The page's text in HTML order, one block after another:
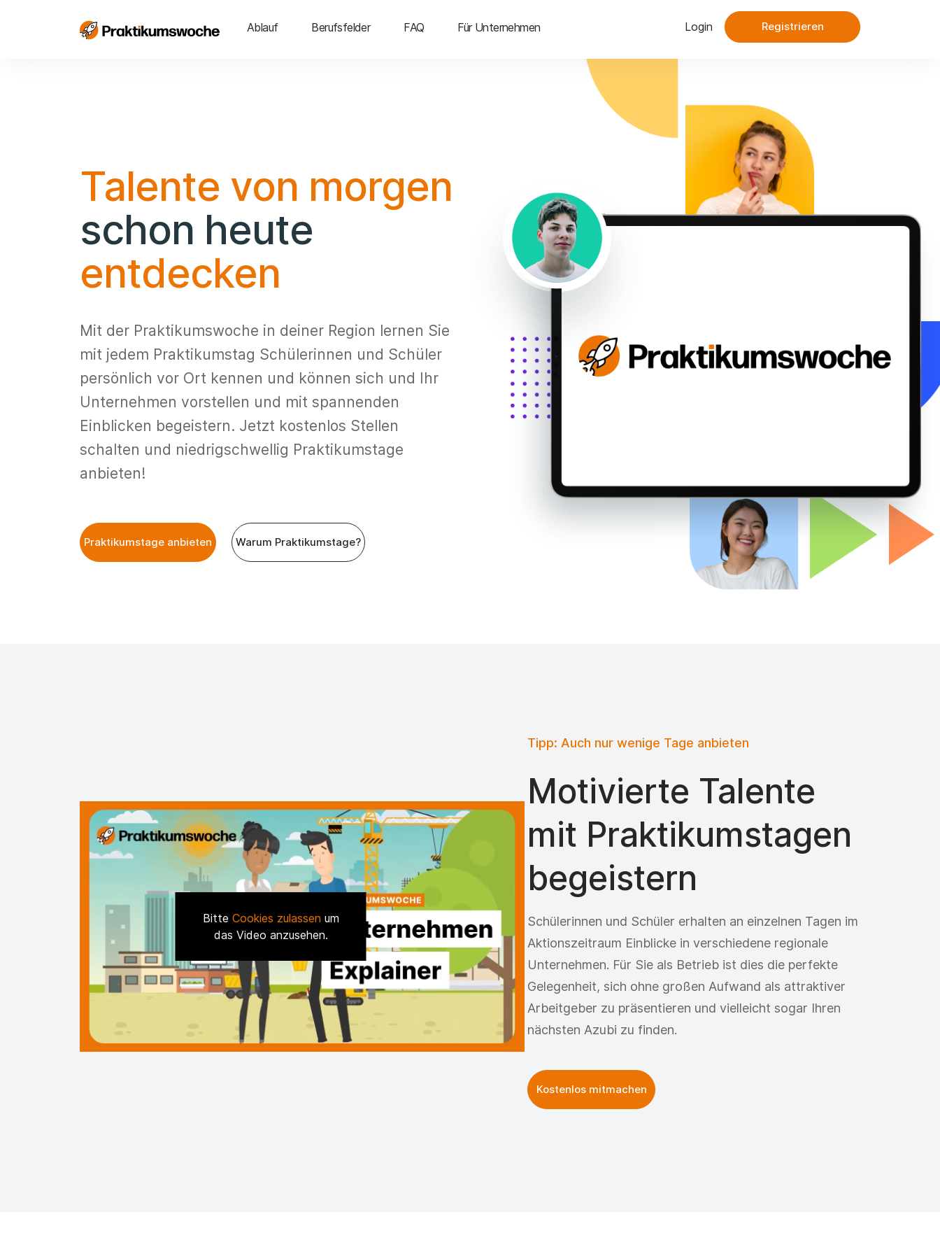
Ablauf Berufsfelder FAQ Für Unternehmen Login Registrieren
Talente von morgen
schon heute
entdecken
Mit der Praktikumswoche in deiner Region lernen Sie
mit jedem Praktikumstag Schülerinnen und Schüler
persönlich vor Ort kennen und können sich und Ihr
Unternehmen vorstellen und mit spannenden
Einblicken begeistern. Jetzt kostenlos Stellen
schalten und niedrigschwellig Praktikumstage
anbieten!
Praktikumstage anbieten Warum Praktikumstage?
Bitte Cookies zulassen um
das Video anzusehen.
Tipp: Auch nur wenige Tage anbieten
Motivierte Talente
mit Praktikumstagen
begeistern
Schülerinnen und Schüler erhalten an einzelnen Tagen im
Aktionszeitraum Einblicke in verschiedene regionale
Unternehmen. Für Sie als Betrieb ist dies die perfekte
Gelegenheit, sich ohne großen Aufwand als attraktiver
Arbeitgeber zu präsentieren und vielleicht sogar Ihren
nächsten Azubi zu finden.
Kostenlos mitmachen